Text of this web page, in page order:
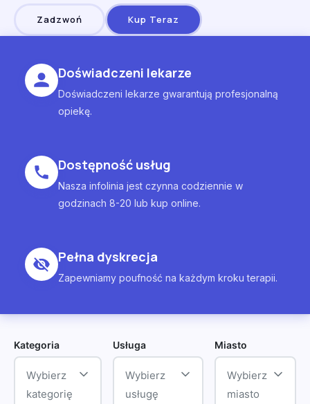
Zadzwoń Kup Teraz
Doświadczeni lekarze
Doświadczeni lekarze gwarantują profesjonalną
opiekę.
Dostępność usług
Nasza infolinia jest czynna codziennie w
godzinach 8-20 lub kup online.
Pełna dyskrecja
Zapewniamy poufność na każdym kroku terapii.
Kategoria
Wybierz
kategorię
Usługa
Wybierz
usługę
Miasto
Wybierz
miasto